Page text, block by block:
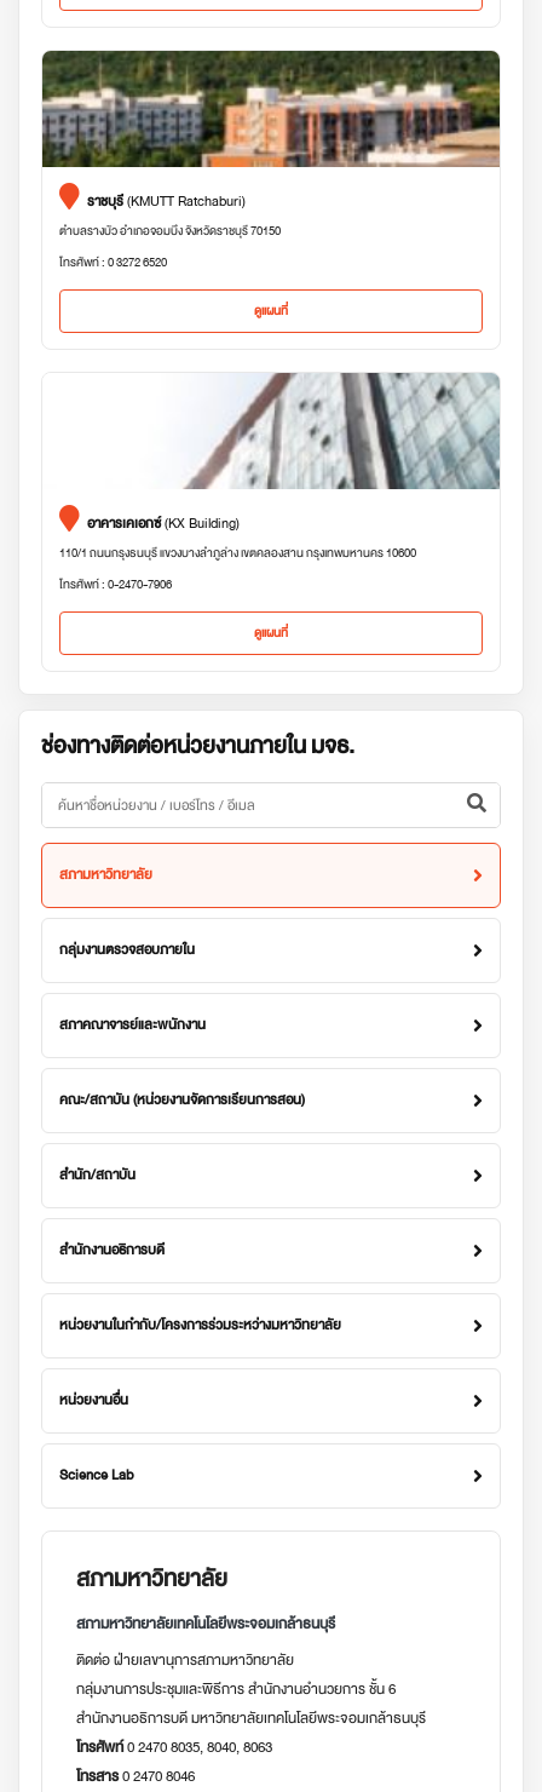
ราชบุรี(KMUTT Ratchaburi)
ตำบลรางบัว อำเภอจอมบึง จังหวัดราชบุรี 70150
โทรศัพท์ : 0 3272 6520
ดูแผนที่
อาคารเคเอกซ์(KX Building)
110/1 ถนนกรุงธนบุรี แขวงบางลำภูล่าง เขตคลองสาน กรุงเทพมหานคร 10600
โทรศัพท์ : 0-2470-7906
ดูแผนที่
ช่องทางติดต่อหน่วยงานภายใน มจธ.
สภามหาวิทยาลัย
กลุ่มงานตรวจสอบภายใน
สภาคณาจารย์และพนักงาน
คณะ/สถาบัน (หน่วยงานจัดการเรียนการสอน)
สำนัก/สถาบัน
สำนักงานอธิการบดี
หน่วยงานในกำกับ/โครงการร่วมระหว่างมหาวิทยาลัย
หน่วยงานอื่น
Science Lab
สภามหาวิทยาลัย
สภามหาวิทยาลัยเทคโนโลยีพระจอมเกล้าธนบุรี
ติดต่อ ฝ่ายเลขานุการสภามหาวิทยาลัย
กลุ่มงานการประชุมและพิธีการ สำนักงานอำนวยการ ชั้น 6
สำนักงานอธิการบดี มหาวิทยาลัยเทคโนโลยีพระจอมเกล้าธนบุรี
โทรศัพท์0 2470 8035, 8040, 8063
โทรสาร0 2470 8046